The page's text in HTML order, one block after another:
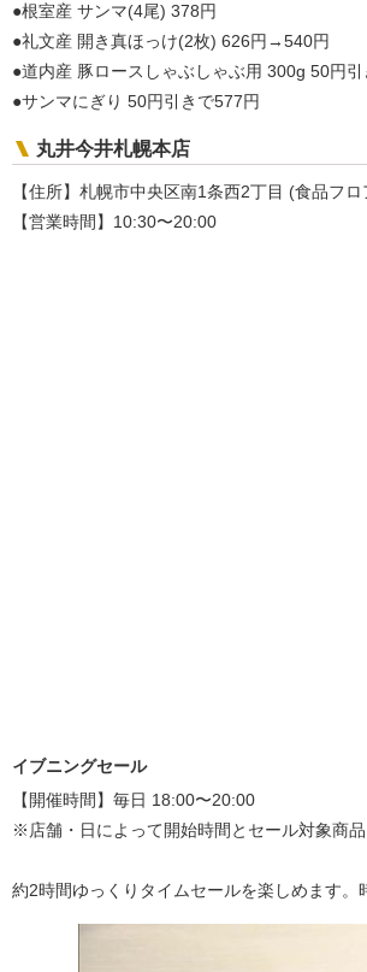
●根室産 サンマ(4尾) 378円
●礼文産 開き真ほっけ(2枚) 626円→540円
●道内産 豚ロースしゃぶしゃぶ用 300g 50円引
●サンマにぎり 50円引きで577円
丸井今井札幌本店
【住所】札幌市中央区南1条西2丁目 (食品フ
【営業時間】10:30〜20:00
イブニングセール
【開催時間】毎日 18:00〜20:00
※店舗・日によって開始時間とセール対象商
約2時間ゆっくりタイムセールを楽しめます。